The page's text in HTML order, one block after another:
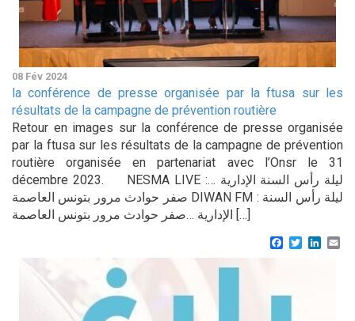
08 Fév 2024
la conférence de presse organisée par la ftusa sur les
résultats de la campagne de prévention routière
Retour en images sur la conférence de presse organisée
par la ftusa sur les résultats de la campagne de prévention
routière organisée en partenariat avec l’Onsr le 31
décembre 2023. NESMA LIVE :ليلة رأس السنة الإدارية …
صفر حوادث مرور بتونس العاصمة DIWAN FM : ليلة رأس السنة
الإدارية …صفر حوادث مرور بتونس العاصمة […]
Facebook
Twitter